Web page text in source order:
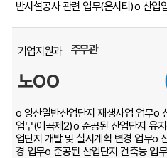
반시설공사 관련 업무(온시티)ο 산업
기업지원과 주무관
노OO
ο 양산일반산업단지 재생사업 업무ο
업무(어곡제2)ο 준공된 산업단지 유
업단지 개발 및 실시계획 변경 업무ο
경 업무ο 준공된 산업단지 건축등 업